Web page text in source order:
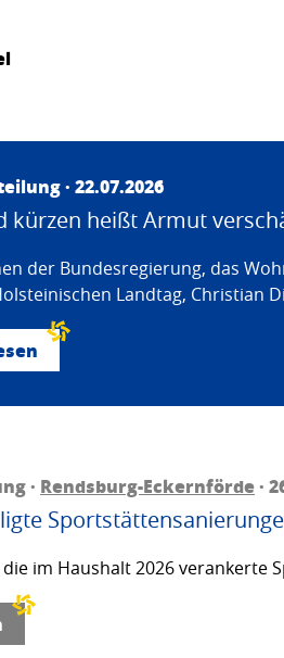
· 22.07.2026
kürzen heißt Armut
der Bundesregierung, das
Landtag, Christian
· Rendsburg-Eckernförde·
im Haushalt 2026 verankerte